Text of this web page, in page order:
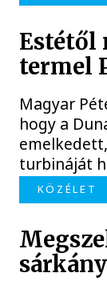
Estétől
termel
Magyar
hogy a
turbináját
KÖZÉLET